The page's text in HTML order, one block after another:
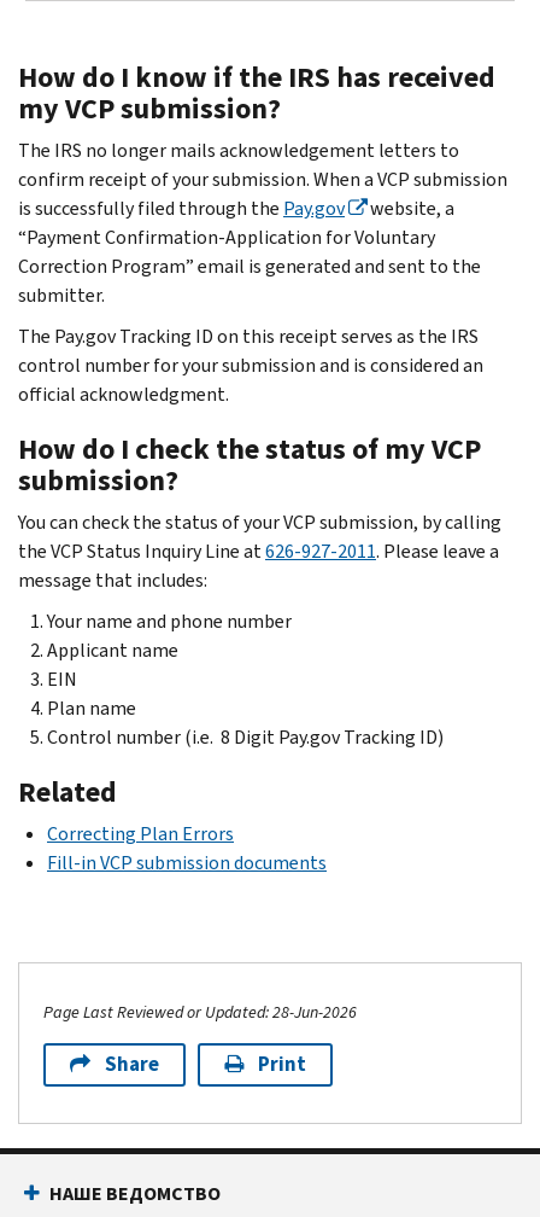
How do I know if the IRS has received
my VCP submission?
The IRS no longer mails acknowledgement letters to
confirm receipt of your submission. When a VCP submission
is successfully filed through the Pay.gov
website, a
“Payment Confirmation-Application for Voluntary
Correction Program” email is generated and sent to the
submitter.
The Pay.gov Tracking ID on this receipt serves as the IRS
control number for your submission and is considered an
official acknowledgment.
How do I check the status of my VCP
submission?
You can check the status of your VCP submission, by calling
the VCP Status Inquiry Line at626-927-2011. Please leave a
message that includes:
Your name and phone number
Applicant name
EIN
Plan name
Control number (i.e. 8 Digit Pay.gov Tracking ID)
Related
Correcting Plan Errors
Fill-in VCP submission documents
Page Last Reviewed or Updated: 28-Jun-2026
Share Print
НАШЕ ВЕДОМСТВО